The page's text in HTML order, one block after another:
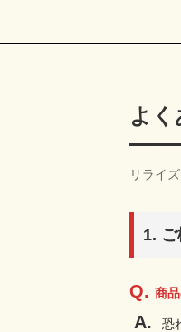
よく
リライ
1.
商
恐